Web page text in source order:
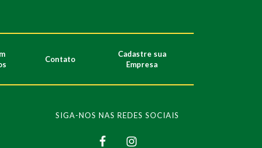
Contato
Cadastre sua
Empresa
SIGA-NOS NAS REDES SOCIAIS